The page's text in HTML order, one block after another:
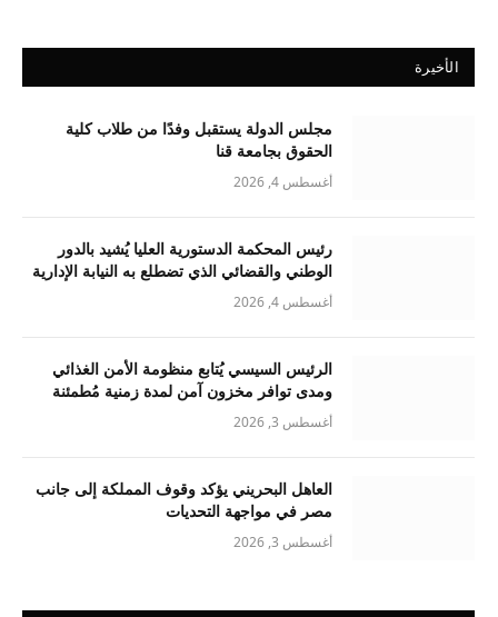
الأخيرة
مجلس الدولة يستقبل وفدًا من طلاب كلية
الحقوق بجامعة قنا
أغسطس 4, 2026
رئيس المحكمة الدستورية العليا يُشيد بالدور
الوطني والقضائي الذي تضطلع به النيابة الإدارية
أغسطس 4, 2026
الرئيس السيسي يُتابع منظومة الأمن الغذائي
ومدى توافر مخزون آمن لمدة زمنية مُطمئنة
أغسطس 3, 2026
العاهل البحريني يؤكد وقوف المملكة إلى جانب
مصر في مواجهة التحديات
أغسطس 3, 2026